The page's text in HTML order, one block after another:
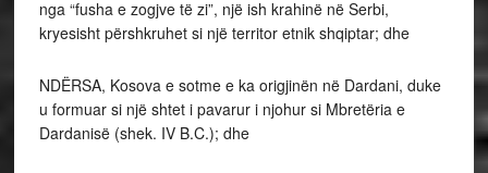
nga “fusha e zogjve të zi”, një ish krahinë në Serbi,
kryesisht përshkruhet si një territor etnik shqiptar; dhe
NDËRSA, Kosova e sotme e ka origjinën në Dardani, duke
u formuar si një shtet i pavarur i njohur si Mbretëria e
Dardanisë (shek. IV B.C.); dhe